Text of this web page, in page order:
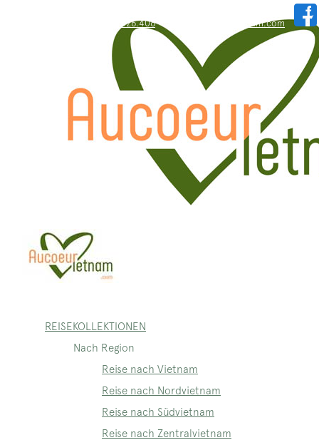
WhatsApp: +84.909.426.406 hallo@aucoeurvietnam.com
REISEKOLLEKTIONEN
Nach Region
Reise nach Vietnam
Reise nach Nordvietnam
Reise nach Südvietnam
Reise nach Zentralvietnam